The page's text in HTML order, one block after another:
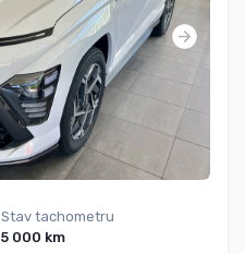
Stav tachometru
5 000 km